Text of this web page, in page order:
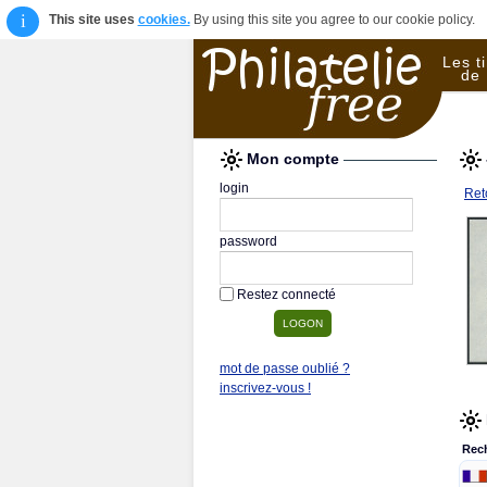
i This site uses cookies.By using this site you agree to our cookie policy.
Les
de
Mon compte
login
password
Restez connecté
mot de passe oublié ?
inscrivez-vous !